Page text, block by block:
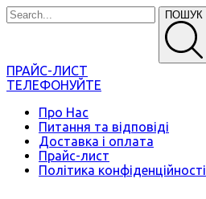
ПОШУК
ПРАЙС-ЛИСТ
ТЕЛЕФОНУЙТЕ
Про Нас
Питання та відповіді
Доставка і оплата
Прайс-лист
Політика конфіденційності